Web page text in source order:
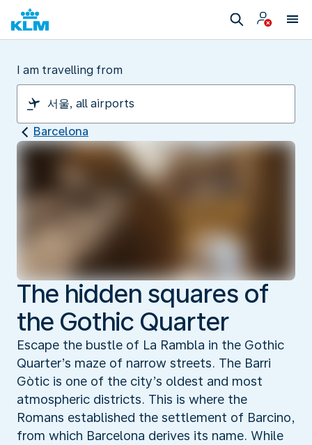
I am travelling from
Barcelona
The hidden squares of
the Gothic Quarter
Escape the bustle of La Rambla in the Gothic
Quarter’s maze of narrow streets. The Barri
Gòtic is one of the city’s oldest and most
atmospheric districts. This is where the
Romans established the settlement of Barcino,
from which Barcelona derives its name. While